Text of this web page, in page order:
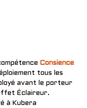
Consience
tous les
avant le porteur
Éclaireur.
à Kubera